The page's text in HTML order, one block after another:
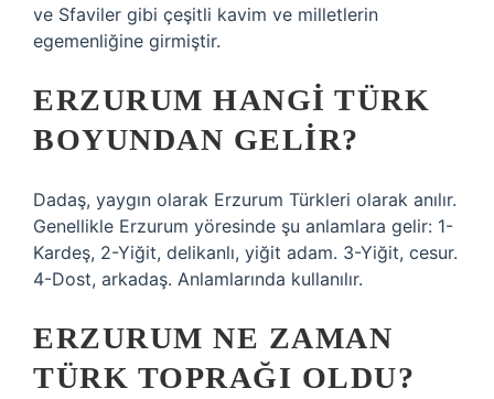
ve Sfaviler gibi çeşitli kavim ve milletlerin
egemenliğine girmiştir.
ERZURUM HANGI TÜRK
BOYUNDAN GELIR?
Dadaş, yaygın olarak Erzurum Türkleri olarak anılır.
Genellikle Erzurum yöresinde şu anlamlara gelir: 1-
Kardeş, 2-Yiğit, delikanlı, yiğit adam. 3-Yiğit, cesur.
4-Dost, arkadaş. Anlamlarında kullanılır.
ERZURUM NE ZAMAN
TÜRK TOPRAĞI OLDU?